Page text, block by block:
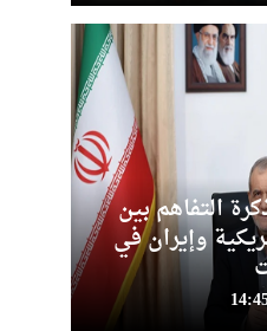
التفاهم بين
وإيران في